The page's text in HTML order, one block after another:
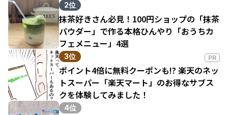
2位
抹茶好きさん必見！100円ショップの「抹茶
パウダー」で作る本格ひんやり「おうちカ
フェメニュー」4選
3位 PR
ポイント4倍に無料クーポンも!? 楽天のネッ
トスーパー「楽天マート」のお得なサブス
クを体験してみました！
4位